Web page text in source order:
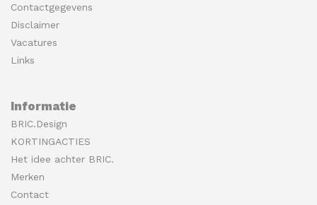
Contactgegevens
Disclaimer
Vacatures
Links
Informatie
BRIC.Design
KORTINGACTIES
Het idee achter BRIC.
Merken
Contact